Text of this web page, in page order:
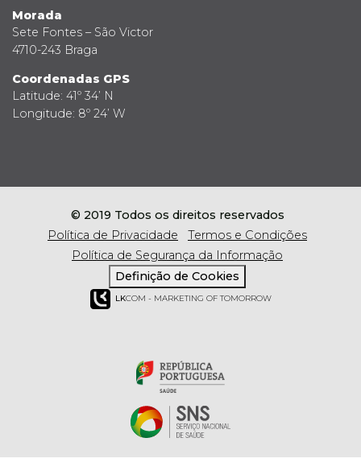
Morada
Sete Fontes – São Victor
4710-243 Braga
Coordenadas GPS
Latitude: 41º 34’ N
Longitude: 8º 24’ W
© 2019 Todos os direitos reservados
Política de Privacidade
Termos e Condições
Política de Segurança da Informação
Definição de Cookies
LKCOM - MARKETING OF TOMORROW